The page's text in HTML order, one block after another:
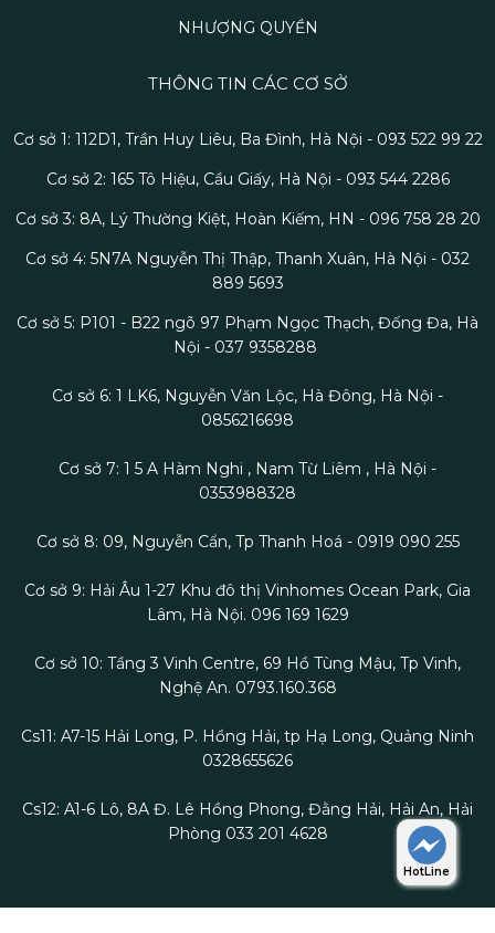
NHƯỢNG QUYỀN
THÔNG TIN CÁC CƠ SỞ
Cơ sở 1: 112D1, Trần Huy Liêu, Ba Đình, Hà Nội - 093 522 99 22
Cơ sở 2: 165 Tô Hiệu, Cầu Giấy, Hà Nội - 093 544 2286
Cơ sở 3: 8A, Lý Thường Kiệt, Hoàn Kiếm, HN - 096 758 28 20
Cơ sở 4: 5N7A Nguyễn Thị Thập, Thanh Xuân, Hà Nội - 032
889 5693
Cơ sở 5: P101 - B22 ngõ 97 Phạm Ngọc Thạch, Đống Đa, Hà
Nội - 037 9358288
Cơ sở 6: 1 LK6, Nguyễn Văn Lộc, Hà Đông, Hà Nội -
0856216698
Cơ sở 7: 1 5 A Hàm Nghi , Nam Từ Liêm , Hà Nội -
0353988328
Cơ sở 8: 09, Nguyễn Cẩn, Tp Thanh Hoá - 0919 090 255
Cơ sở 9: Hải Âu 1-27 Khu đô thị Vinhomes Ocean Park, Gia
Lâm, Hà Nội. 096 169 1629
Cơ sở 10: Tầng 3 Vinh Centre, 69 Hồ Tùng Mậu, Tp Vinh,
Nghệ An. 0793.160.368
Cs11: A7-15 Hải Long, P. Hồng Hải, tp Hạ Long, Quảng Ninh
0328655626
Cs12: A1-6 Lô, 8A Đ. Lê Hồng Phong, Đằng Hải, Hải An, Hải
Phòng 033 201 4628
HotLine